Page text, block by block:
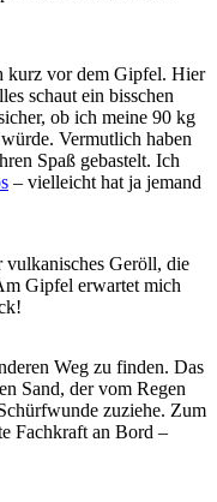
kurz vor dem Gipfel. Hier
schaut ein bisschen
ob ich meine 90 kg
Vermutlich haben
Spaß gebastelt. Ich
– vielleicht hat ja jemand
Geröll, die
Gipfel erwartet mich
Weg zu finden. Das
Sand, der vom Regen
zuziehe. Zum
Fachkraft an Bord –